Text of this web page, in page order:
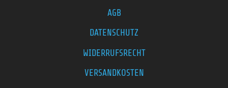
AGB
DATENSCHUTZ
WIDERRUFSRECHT
VERSANDKOSTEN